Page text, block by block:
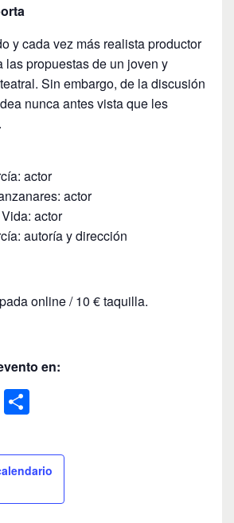
y cada vez más realista productor
las propuestas de un joven y
Sin embargo, de la discusión
nunca antes vista que les
actor
actor
actor
autoría y dirección
online / 10 € taquilla.
en:
E
m
p
ar